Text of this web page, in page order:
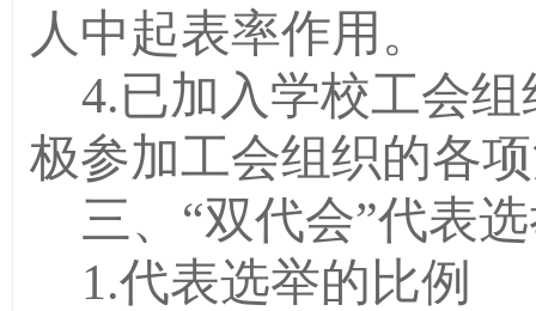
人中起表率作用。
4.已加入学校工会
极参加工会组织的各
三、“双代会”代表
1.代表选举的比例